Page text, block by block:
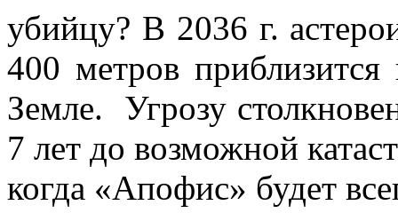
убийцу? В 2036 г.
400 метров приблизится
Земле. Угрозу
7 лет до возможной
когда «Апофис» будет